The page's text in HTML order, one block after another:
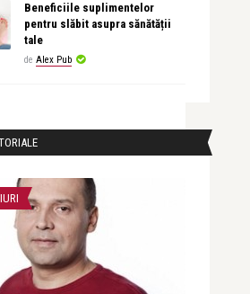
Beneficiile suplimentelor
pentru slăbit asupra sănătății
tale
de Alex Pub